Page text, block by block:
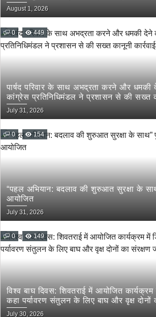
August 1, 2026
0 449
पार्षद परिवार के साथ अभद्रता करने और धमकी
कांग्रेस प्रतिनिधिमंडल ने प्रशासन से की सख्त
मांग
July 31, 2026
0 154
“पहल अभियान: बदलाव की शुरुआत सुरक्षा के साथ”
आयोजित
July 31, 2026
0 149
विश्व बाघ दिवस: शिवतराई में आयोजित कार्यक्रम
कहा पर्यावरण संतुलन के लिए बाघ और वृक्ष दोनों
July 30, 2026